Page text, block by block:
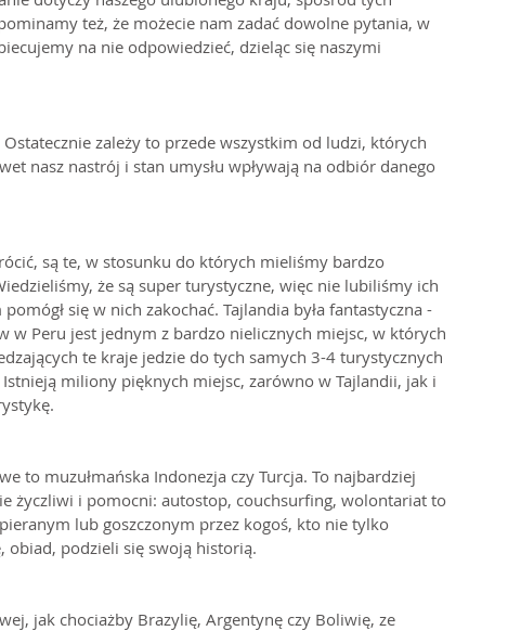
też, że możecie nam zadać dowolne pytania, w
na nie odpowiedzieć, dzieląc się naszymi
zależy to przede wszystkim od ludzi, których
nasz nastrój i stan umysłu wpływają na odbiór danego
są te, w stosunku do których mieliśmy bardzo
że są super turystyczne, więc nie lubiliśmy ich
się w nich zakochać. Tajlandia była fantastyczna -
w Peru jest jednym z bardzo nielicznych miejsc, w których
te kraje jedzie do tych samych 3-4 turystycznych
miliony pięknych miejsc, zarówno w Tajlandii, jak i
to muzułmańska Indonezja czy Turcja. To najbardziej
życzliwi i pomocni: autostop, couchsurfing, wolontariat to
lub goszczonym przez kogoś, kto nie tylko
obiad, podzieli się swoją historią.
jak chociażby Brazylię, Argentynę czy Boliwię, ze